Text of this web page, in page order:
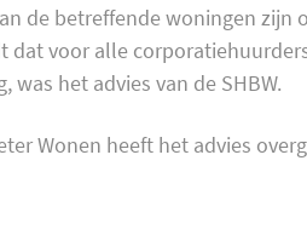
de betreffende woningen
dat voor alle
was het advies van de SHBW.
Wonen heeft het advies